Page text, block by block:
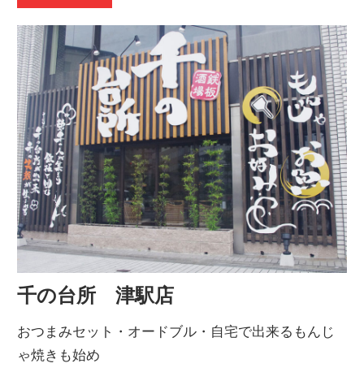
千の台所 津駅店
おつまみセット・オードブル・自宅で出来るもんじ
ゃ焼きも始め